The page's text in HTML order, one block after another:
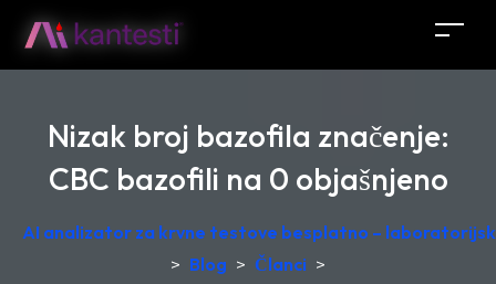
Nizak broj bazofila značenje:
CBC bazofili na 0 objašnjeno
AI analizator za krvne testove besplatno –
> Blog > Članci >